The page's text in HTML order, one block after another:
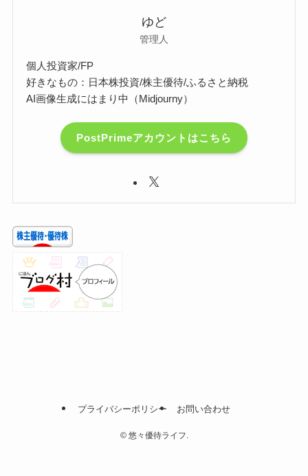
ゆど
管理人
個人投資家/FP
好きなもの：日本株投資/株主優待/ふるさと納税
AI画像生成にはまり中（Midjourny）
PostPrimeアカウントはこちら
プライバシーポリシー お問い合わせ
©悠々優待ライフ.